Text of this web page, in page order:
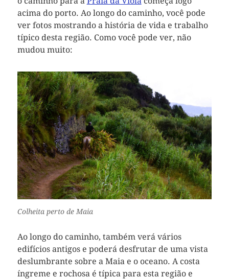
acima do porto. Ao longo do caminho, você pode
ver fotos mostrando a história de vida e trabalho
típico desta região. Como você pode ver, não
mudou muito:
Colheita perto de Maia
Ao longo do caminho, também verá vários
edifícios antigos e poderá desfrutar de uma vista
deslumbrante sobre a Maia e o oceano. A costa
íngreme e rochosa é típica para esta região e